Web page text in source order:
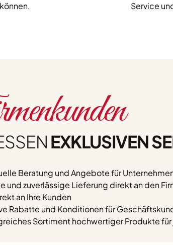
Service
EXKLUSIVEN
Beratung und Angebote für
und zuverlässige Lieferung direkt an den
an Ihre Kunden
Rabatte und Konditionen für
Sortiment hochwertiger Produkte für